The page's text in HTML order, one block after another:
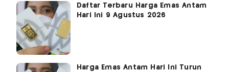
Daftar Terbaru Harga Emas Antam
Hari Ini 9 Agustus 2026
Harga Emas Antam Hari Ini Turun